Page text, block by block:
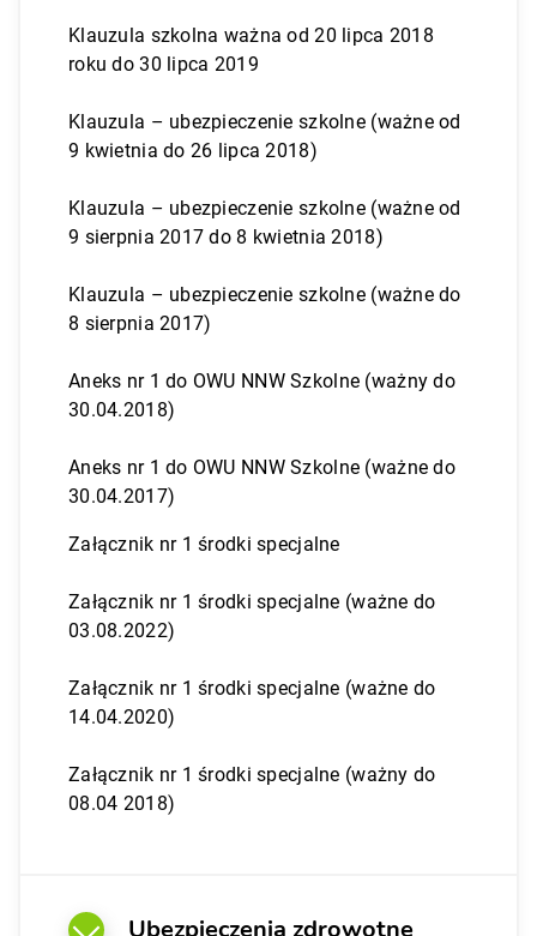
Klauzula szkolna ważna od 20 lipca 2018
roku do 30 lipca 2019
Klauzula – ubezpieczenie szkolne (ważne od
9 kwietnia do 26 lipca 2018)
Klauzula – ubezpieczenie szkolne (ważne od
9 sierpnia 2017 do 8 kwietnia 2018)
Klauzula – ubezpieczenie szkolne (ważne do
8 sierpnia 2017)
Aneks nr 1 do OWU NNW Szkolne (ważny do
30.04.2018)
Aneks nr 1 do OWU NNW Szkolne (ważne do
30.04.2017)
Załącznik nr 1 środki specjalne
Załącznik nr 1 środki specjalne (ważne do
03.08.2022)
Załącznik nr 1 środki specjalne (ważne do
14.04.2020)
Załącznik nr 1 środki specjalne (ważny do
08.04 2018)
Ubezpieczenia zdrowotne